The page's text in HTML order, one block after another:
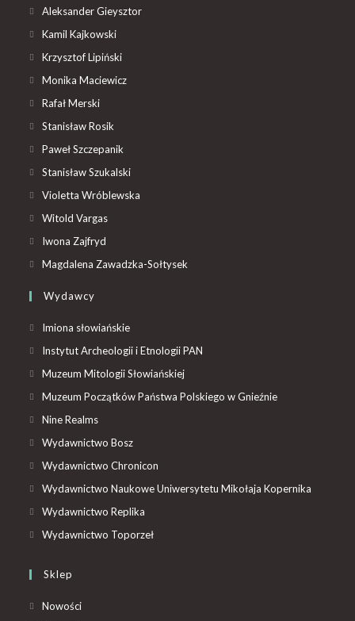
Aleksander Gieysztor
Kamil Kajkowski
Krzysztof Lipiński
Monika Maciewicz
Rafał Merski
Stanisław Rosik
Paweł Szczepanik
Stanisław Szukalski
Violetta Wróblewska
Witold Vargas
Iwona Zajfryd
Magdalena Zawadzka-Sołtysek
Wydawcy
Imiona słowiańskie
Instytut Archeologii i Etnologii PAN
Muzeum Mitologii Słowiańskiej
Muzeum Początków Państwa Polskiego w Gnieźnie
Nine Realms
Wydawnictwo Bosz
Wydawnictwo Chronicon
Wydawnictwo Naukowe Uniwersytetu Mikołaja Kopernika
Wydawnictwo Replika
Wydawnictwo Toporzeł
Sklep
Nowości